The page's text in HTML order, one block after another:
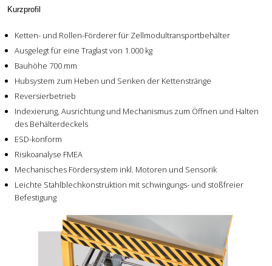
Kurzprofil
Ketten- und Rollen-Förderer für Zellmodultransportbehälter
Ausgelegt für eine Traglast von 1.000 kg
Bauhöhe 700 mm
Hubsystem zum Heben und Senken der Kettenstränge
Reversierbetrieb
Indexierung, Ausrichtung und Mechanismus zum Öffnen und Halten
des Behälterdeckels
ESD-konform
Risikoanalyse FMEA
Mechanisches Fördersystem inkl. Motoren und Sensorik
Leichte Stahlblechkonstruktion mit schwingungs- und stoßfreier
Befestigung